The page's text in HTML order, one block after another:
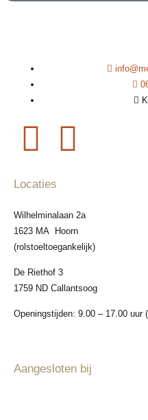
Locaties
Wilhelminalaan 2a
1623 MA Hoorn
(rolstoeltoegankelijk)
De Riethof 3
1759 ND Callantsoog
Openingstijden: 9.00 – 17.00 uur (
Aangesloten bij